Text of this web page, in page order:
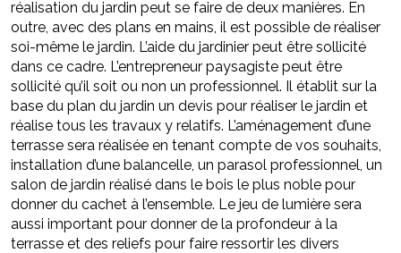
réalisation du jardin peut se faire de deux manières. En
outre, avec des plans en mains, il est possible de réaliser
soi-même le jardin. L’aide du jardinier peut être sollicité
dans ce cadre. L’entrepreneur paysagiste peut être
sollicité qu’il soit ou non un professionnel. Il établit sur la
base du plan du jardin un devis pour réaliser le jardin et
réalise tous les travaux y relatifs. L’aménagement d’une
terrasse sera réalisée en tenant compte de vos souhaits,
installation d’une balancelle, un parasol professionnel, un
salon de jardin réalisé dans le bois le plus noble pour
donner du cachet à l’ensemble. Le jeu de lumière sera
aussi important pour donner de la profondeur à la
terrasse et des reliefs pour faire ressortir les divers